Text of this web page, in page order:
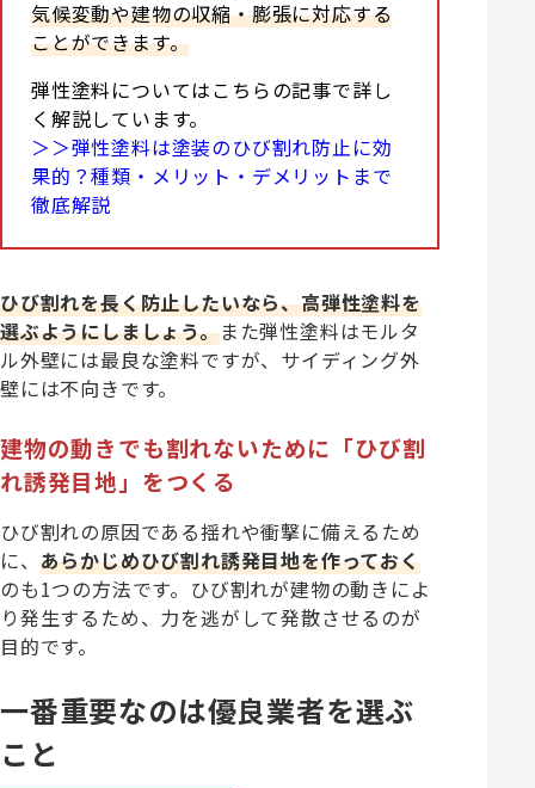
気候変動や建物の収縮・膨張に対応する
ことができます。
弾性塗料についてはこちらの記事で詳し
く解説しています。
＞＞弾性塗料は塗装のひび割れ防止に効
果的？種類・メリット・デメリットまで
徹底解説
ひび割れを長く防止したいなら、高弾性塗料を
選ぶようにしましょう。また弾性塗料はモルタ
ル外壁には最良な塗料ですが、サイディング外
壁には不向きです。
建物の動きでも割れないために「ひび割
れ誘発目地」をつくる
ひび割れの原因である揺れや衝撃に備えるため
に、 あらかじめひび割れ誘発目地を作っておく
のも1つの方法です。ひび割れが建物の動きによ
り発生するため、力を逃がして発散させるのが
目的です。
一番重要なのは優良業者を選ぶ
こと